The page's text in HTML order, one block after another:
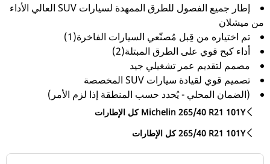
إطار جميع الفصول للطرق الممهدة لسيارات SUV العالي الأداء
من ميشلان
تم اختياره من قِبل مُصنّعي السيارات الفاخرة(1)
أداء كبح قوي على الطرق المبتلة(2)
مصمم لتقديم عمر تشغيلي جيد
تصميم قوي لقيادة سيارات SUV المخصصة
(الضمان المحلي - يُحدد حسب المنطقة إذا لزم الأمر)
كل الإطارات Michelin 265/40 R21 101Y
كل الإطارات‎ 265/40 R21 101Y